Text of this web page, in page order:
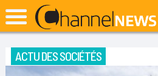
ACTU DES SOCIÉTÉS